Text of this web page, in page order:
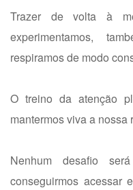
Trazer de volta à
experimentamos,
respiramos de modo
O treino da atenção
mantermos viva a nossa
Nenhum desafio
conseguirmos acessar